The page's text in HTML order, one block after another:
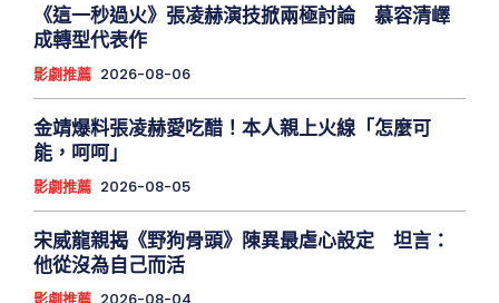
《這一秒過火》張凌赫演技掀兩極討論 慕容清嶧
成轉型代表作
影劇推薦 2026-08-06
金靖爆料張凌赫愛吃醋！本人親上火線「怎麼可
能，呵呵」
影劇推薦 2026-08-05
宋威龍親揭《野狗骨頭》陳異最虐心設定 坦言：
他從沒為自己而活